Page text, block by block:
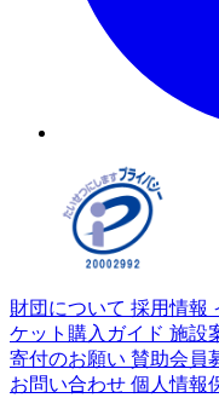
財団について 採用情報
ケット購入ガイド 施設
寄付のお願い 賛助会員
お問い合わせ 個人情報